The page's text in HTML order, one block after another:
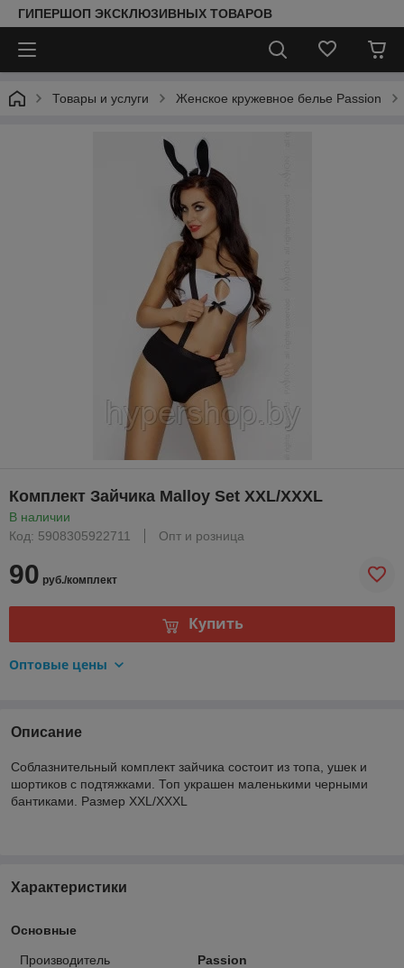
ГИПЕРШОП ЭКСКЛЮЗИВНЫХ ТОВАРОВ
Товары и услуги Женское кружевное белье Passion
Комплект Зайчика Malloy Set XXL/XXXL
В наличии
Код: 5908305922711
Опт и розница
90 руб./комплект
Купить
Оптовые цены
Описание
Соблазнительный комплект зайчика состоит из топа, ушек и
шортиков с подтяжками. Топ украшен маленькими черными
бантиками. Размер XXL/XXXL
Характеристики
Основные
Производитель
Passion